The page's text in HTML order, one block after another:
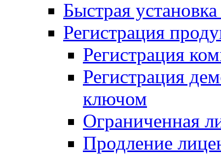
Быстрая
Регистрация
Регистрация
Регистрация
ключом
Ограниченная
Продление